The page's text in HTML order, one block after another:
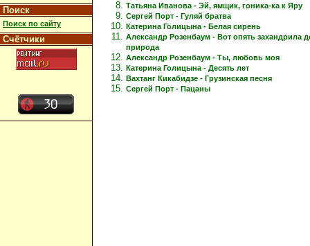
Поиск
Поиск по сайту
Счётчики
Татьяна Иванова - Эй, ямщик, гоника-ка к Яру
Сергей Порт - Гуляй братва
Катерина Голицына - Белая сирень
Александр Розенбаум - Вот опять захандрила
природа
Александр Розенбаум - Ты, любовь моя
Катерина Голицына - Десять лет
Вахтанг Кикабидзе - Грузинская песня
Сергей Порт - Пацаны